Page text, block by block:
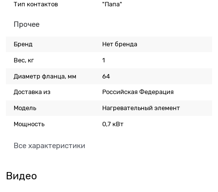
Тип контактов "Папа"
Прочее
Бренд Нет бренда
Вес, кг 1
Диаметр фланца, мм 64
Доставка из Российская Федерация
Модель Нагревательный элемент
Мощность 0,7 кВт
Все характеристики
Видео